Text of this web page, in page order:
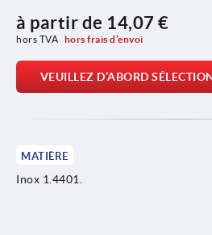
à partir de 14,07 €
hors TVA hors frais d’envoi
VEUILLEZ D’ABORD
MATIÈRE
Inox 1.4401.